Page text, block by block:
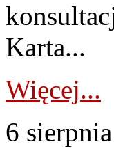
Karta...
Więcej...
6